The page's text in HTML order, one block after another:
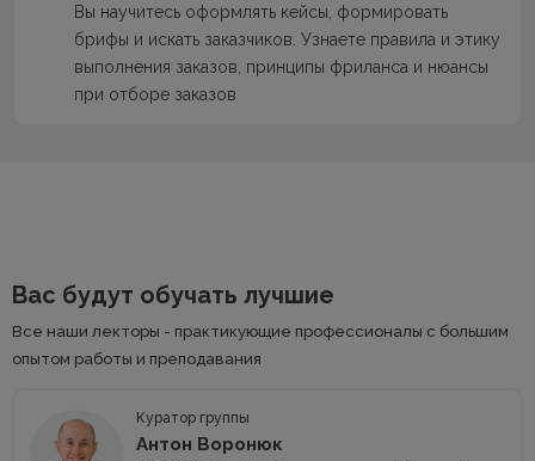
Вы научитесь оформлять кейсы, формировать
брифы и искать заказчиков. Узнаете правила и этику
выполнения заказов, принципы фриланса и нюансы
при отборе заказов
Вас будут обучать лучшие
Все наши лекторы - практикующие профессионалы с большим
опытом работы и преподавания
Куратор группы
Антон Воронюк